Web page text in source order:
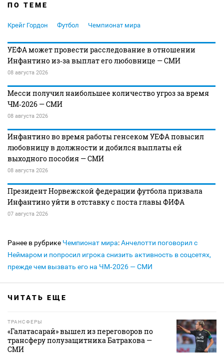
ПО ТЕМЕ
Крейг Гордон Футбол Чемпионат мира
УЕФА может провести расследование в отношении
Инфантино из‑за выплат его любовнице — СМИ
08 августа 2026
Месси получил наибольшее количество угроз за время
ЧМ‑2026 — СМИ
08 августа 2026
Инфантино во время работы генсеком УЕФА повысил
любовницу в должности и добился выплаты ей
выходного пособия — СМИ
08 августа 2026
Президент Норвежской федерации футбола призвала
Инфантино уйти в отставку с поста главы ФИФА
07 августа 2026
Ранее в рубрике Чемпионат мира:Анчелотти поговорил с
Неймаром и попросил игрока снизить активность в соцсетях,
прежде чем вызвать его на ЧМ‑2026 — СМИ
ЧИТАТЬ ЕЩЕ
ТРАНСФЕРЫ
«Галатасарай» вышел из переговоров по
трансферу полузащитника Батракова —
СМИ